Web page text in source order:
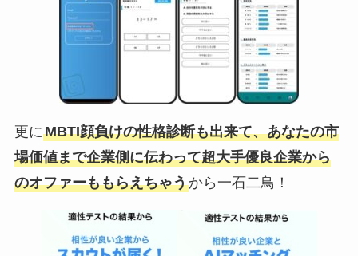
更にMBTI顔負けの性格診断も出来て、あなたの市
場価値まで企業側に伝わって超大手優良企業から
のオファーももらえちゃうから一石二鳥！